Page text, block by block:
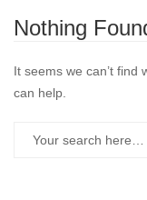
Nothing
It seems we can’t find
can help.